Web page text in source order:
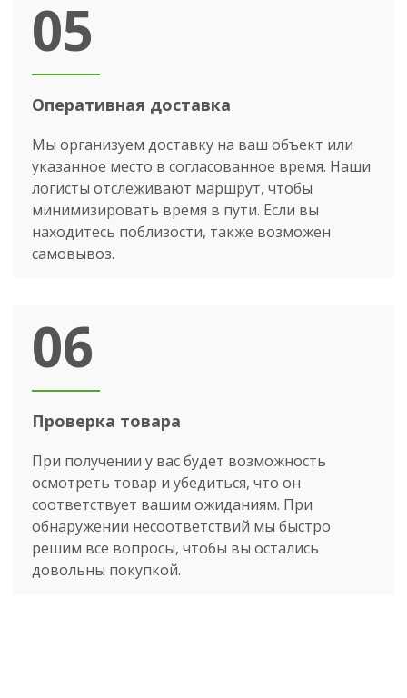
05
Оперативная доставка
Мы организуем доставку на ваш объект или
указанное место в согласованное время. Наши
логисты отслеживают маршрут, чтобы
минимизировать время в пути. Если вы
находитесь поблизости, также возможен
самовывоз.
06
Проверка товара
При получении у вас будет возможность
осмотреть товар и убедиться, что он
соответствует вашим ожиданиям. При
обнаружении несоответствий мы быстро
решим все вопросы, чтобы вы остались
довольны покупкой.